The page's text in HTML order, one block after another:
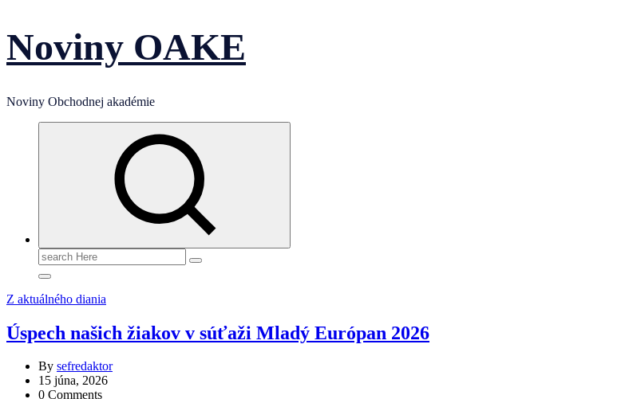
Noviny OAKE
Noviny Obchodnej akadémie
Search
for:
Z aktuálného diania
Úspech našich žiakov v súťaži Mladý Európan 2026
By sefredaktor
15 júna, 2026
0 Comments